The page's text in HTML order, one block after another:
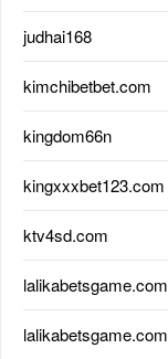
judhai168
kimchibetbet.com
kingdom66n
kingxxxbet123.com
ktv4sd.com
lalikabetsgame.com
lalikabetsgame.com